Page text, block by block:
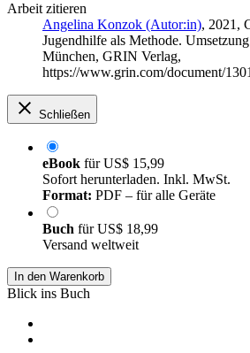
Arbeit zitieren
Angelina Konzok (Autor:in), 2021,
Jugendhilfe als Methode.
München, GRIN Verlag,
https://www.grin.com/document/
Schließen
eBook fürUS$ 15,99
Sofort herunterladen. Inkl. MwSt.
Format: PDF – für alle Geräte
Buch fürUS$ 18,99
Versand weltweit
In den Warenkorb
Blick ins Buch